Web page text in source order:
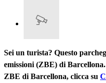
Sei un turista? Questo
emissioni (ZBE) di
ZBE di Barcellona, clicca su